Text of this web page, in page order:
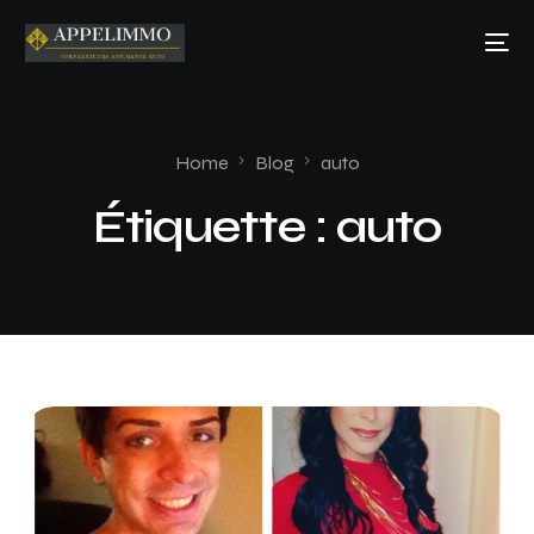
Home Blog auto
Étiquette : auto